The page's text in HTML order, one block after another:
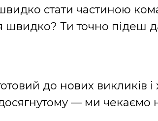
стати частиною
швидко? Ти точно підеш
до нових викликів
— ми чекаємо